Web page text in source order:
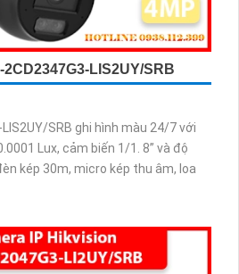
LIS2UY/SRB
SRB ghi hình màu 24/7 với
Lux, cảm biến 1/1. 8” và độ